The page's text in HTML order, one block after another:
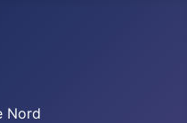
Nord